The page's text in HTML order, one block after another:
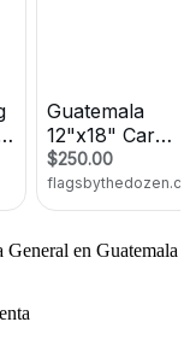
en Guatemala